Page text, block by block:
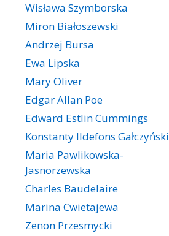
Wisława Szymborska
Miron Białoszewski
Andrzej Bursa
Ewa Lipska
Mary Oliver
Edgar Allan Poe
Edward Estlin Cummings
Konstanty Ildefons Gałczyński
Maria Pawlikowska-
Jasnorzewska
Charles Baudelaire
Marina Cwietajewa
Zenon Przesmycki